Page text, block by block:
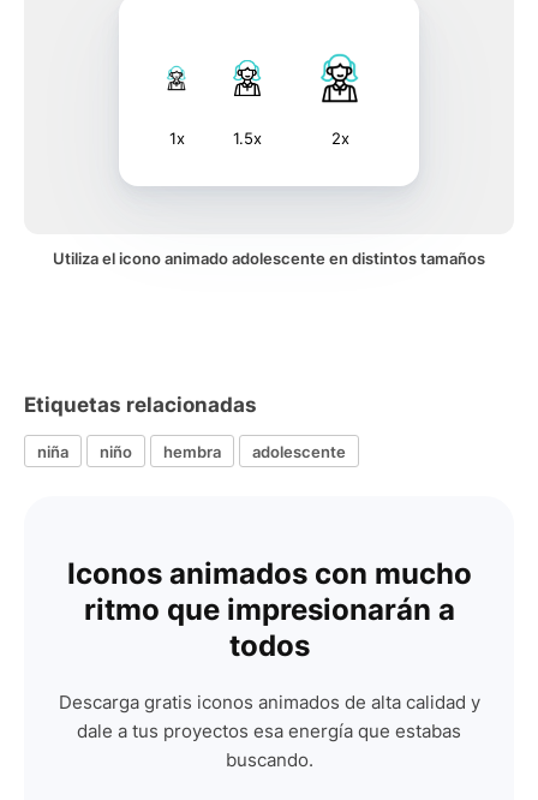
1x 1.5x 2x
Utiliza el icono animado adolescente en distintos tamaños
Etiquetas relacionadas
niña niño hembra adolescente
Iconos animados con mucho
ritmo que impresionarán a
todos
Descarga gratis iconos animados de alta calidad y
dale a tus proyectos esa energía que estabas
buscando.